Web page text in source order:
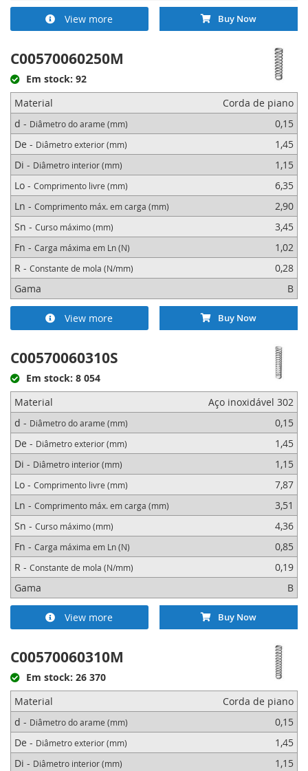
View more Buy Now
C00570060250M
Em stock: 92
Material
Corda de piano
d - Diâmetro do arame (mm)
0,15
De - Diâmetro exterior (mm)
1,45
Di - Diâmetro interior (mm)
1,15
Lo - Comprimento livre (mm)
6,35
Ln - Comprimento máx. em carga (mm)
2,90
Sn - Curso máximo (mm)
3,45
Fn - Carga máxima em Ln (N)
1,02
R - Constante de mola (N/mm)
0,28
Gama
B
View more Buy Now
C00570060310S
Em stock: 8 054
Material
Aço inoxidável 302
d - Diâmetro do arame (mm)
0,15
De - Diâmetro exterior (mm)
1,45
Di - Diâmetro interior (mm)
1,15
Lo - Comprimento livre (mm)
7,87
Ln - Comprimento máx. em carga (mm)
3,51
Sn - Curso máximo (mm)
4,36
Fn - Carga máxima em Ln (N)
0,85
R - Constante de mola (N/mm)
0,19
Gama
B
View more Buy Now
C00570060310M
Em stock: 26 370
Material
Corda de piano
d - Diâmetro do arame (mm)
0,15
De - Diâmetro exterior (mm)
1,45
Di - Diâmetro interior (mm)
1,15